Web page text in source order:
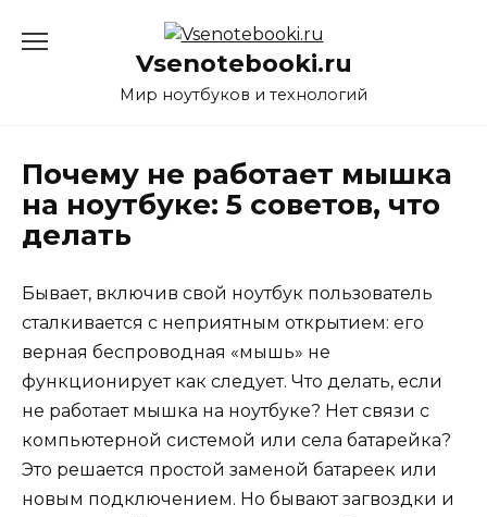
Vsenotebooki.ru
Мир ноутбуков и технологий
Почему не работает мышка
на ноутбуке: 5 советов, что
делать
Бывает, включив свой ноутбук пользователь
сталкивается с неприятным открытием: его
верная беспроводная «мышь» не
функционирует как следует. Что делать, если
не работает мышка на ноутбуке? Нет связи с
компьютерной системой или села батарейка?
Это решается простой заменой батареек или
новым подключением. Но бывают загвоздки и